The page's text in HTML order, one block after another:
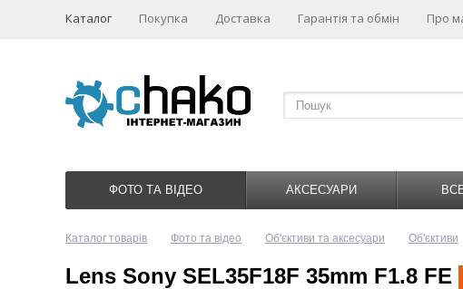
Каталог Покупка Доставка Гарантія та обмін Про
ФОТО ТА ВІДЕО АКСЕСУАРИ
Каталог товарів Фото та відео Об'єктиви та аксесуари Об'єктиви
Lens Sony SEL35F18F 35mm F1.8 FE